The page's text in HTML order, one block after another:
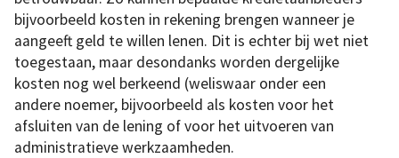
bijvoorbeeld kosten in rekening brengen wanneer je
aangeeft geld te willen lenen. Dit is echter bij wet niet
toegestaan, maar desondanks worden dergelijke
kosten nog wel berkeend (weliswaar onder een
andere noemer, bijvoorbeeld als kosten voor het
afsluiten van de lening of voor het uitvoeren van
administratieve werkzaamheden.